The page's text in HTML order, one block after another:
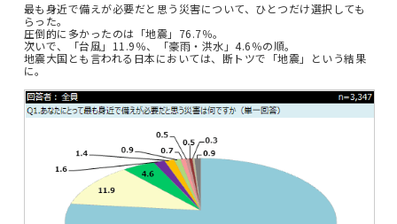
最も身近で備えが必要だと思う災害について、ひとつだけ選択しても
らった。
圧倒的に多かったのは「地震」76.7％。
次いで、「台風」11.9％、「豪雨・洪水」4.6％の順。
地震大国とも言われる日本においては、断トツで「地震」という結果
に。